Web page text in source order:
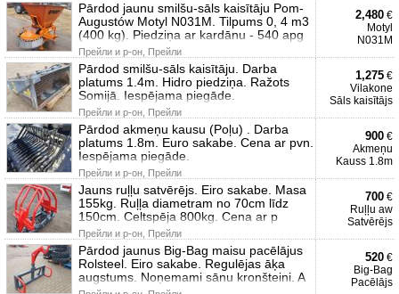
Pārdod jaunu smilšu-sāls kaisītāju Pom-
Augustów Motyl N031M. Tilpums 0, 4 m3
(400 kg). Piedziņa ar kardānu - 540 apg
Прейли и р-он, Прейли
2,480 €
Motyl
N031M
Pārdod smilšu-sāls kaisītāju. Darba
platums 1.4m. Hidro piedziņa. Ražots
Somijā. Iespējama piegāde.
Прейли и р-он, Прейли
1,275 €
Vilakone
Sāls kaisītājs
Pārdod akmeņu kausu (Poļu) . Darba
platums 1.8m. Euro sakabe. Cena ar pvn.
Iespējama piegāde.
Прейли и р-он, Прейли
900 €
Akmeņu
Kauss 1.8m
Jauns ruļļu satvērējs. Eiro sakabe. Masa
155kg. Ruļļa diametram no 70cm līdz
150cm. Celtspēja 800kg. Cena ar p
Прейли и р-он, Прейли
700 €
Ruļļu aw
Satvērējs
Pārdod jaunus Big-Bag maisu pacēlājus
Rolsteel. Eiro sakabe. Regulējas āķa
augstums. Noņemami sānu kronšteini. A
520 €
Big-Bag
Pacēlājs